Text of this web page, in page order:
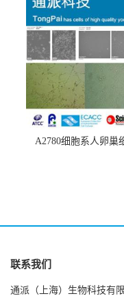
A2780细胞系人卵巢
联系我们
通派（上海）生物科技有